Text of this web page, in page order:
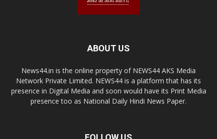
ABOUT US
News44.in is the online property of NEWS44 AKS Media
Network Private Limited. NEWS44 is a platform that has its
presence in Digital Media and soon would have its Print Media
presence too as National Daily Hindi News Paper.